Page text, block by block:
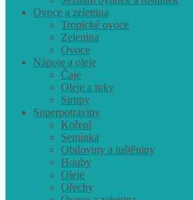
Ovoce a zelenina
Tropické ovoce
Zelenina
Ovoce
Nápoje a oleje
Čaje
Oleje a tuky
Sirupy
Superpotraviny
Koření
Semínka
Obiloviny a luštěniny
Houby
Oleje
Ořechy